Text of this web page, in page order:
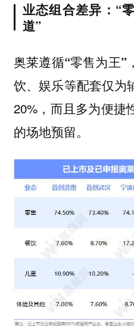
业态组合差异：“
道”
奥莱遵循“零售为王”
饮、娱乐等配套仅为
20%，而且多为便捷
的场地预留。